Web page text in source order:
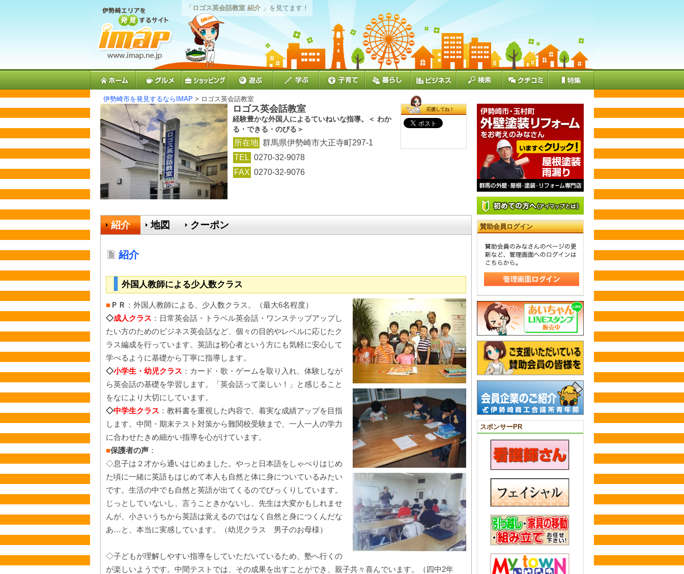
「 ロゴス英会話教室 紹介 」を見てます！
伊勢崎市を発見するならIMAP > ロゴス英会話教室
ロゴス英会話教室
経験豊かな外国人によるていねいな指導。＜ わか
る・できる・のびる＞
所在地 群馬県伊勢崎市大正寺町297-1
TEL 0270-32-9078
FAX 0270-32-9076
応援してね！
紹介 地図 クーポン
紹介
外国人教師による少人数クラス
■ ＰＲ ：外国人教師による、少人数クラス。（最大6名程度）
◇成人クラス ：日常英会話・トラベル英会話・ワンステップアップし
たい方のためのビジネス英会話など、個々の目的やレベルに応じたク
ラス編成を行っています。英語は初心者という方にも気軽に安心して
学べるように基礎から丁寧に指導します。
◇小学生・幼児クラス ：カード・歌・ゲームを取り入れ、体験しなが
ら英会話の基礎を学習します。「英会話って楽しい！」と感じること
をなにより大切にしています。
◇中学生クラス ：教科書を重視した内容で、着実な成績アップを目指
します。中間・期末テスト対策から難関校受験まで、一人一人の学力
に合わせたきめ細かい指導を心がけています。
■保護者の声 ：
◇息子は２才から通いはじめました。やっと日本語をしゃべりはじめ
た頃に一緒に英語もはじめて本人も自然と体に身についているみたい
です。生活の中でも自然と英語が出てくるのでびっくりしています。
じっとしていないし、言うこときかないし、先生は大変かもしれませ
んが、小さいうちから英語は覚えるのではなく自然と身につくんだな
あ…と、本当に実感しています。（幼児クラス 男子のお母様）
◇子どもが理解しやすい指導をしていただいているため、塾へ行くの
が楽しいようです。中間テストでは、その成果を出すことができ、親子共々喜んでいます。（四中2年
賛助会員ログイン
スポンサーPR